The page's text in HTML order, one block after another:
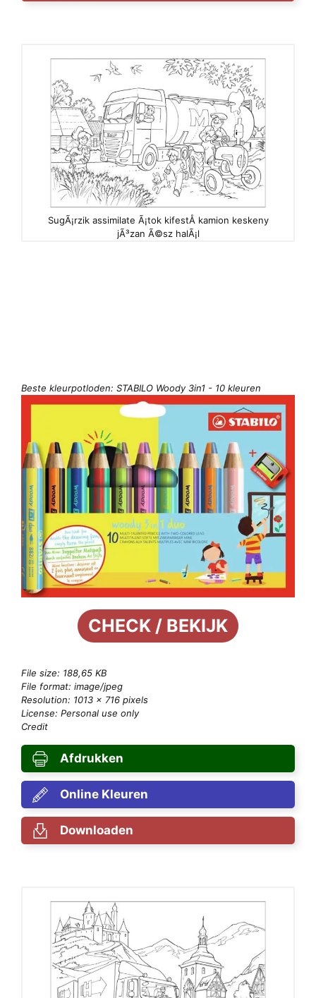
SugÃ¡rzik assimilate Ã¡tok kifestÅ kamion keskeny
jÃ³zan Ã©sz halÃ¡l
Beste kleurpotloden: STABILO Woody 3in1 - 10 kleuren
CHECK / BEKIJK
File size: 188,65 KB
File format: image/jpeg
Resolution: 1013 × 716 pixels
License: Personal use only
Credit
Afdrukken
Online Kleuren
Downloaden